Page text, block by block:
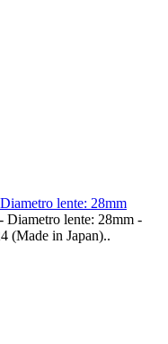
lente: 28mm
Diametro lente: 28mm -
(Made in Japan)..